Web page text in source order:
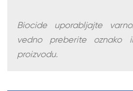
Biocide uporabljajte
vedno preberite oznako
proizvodu.